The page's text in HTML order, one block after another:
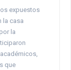
expuestos
la casa
la
que